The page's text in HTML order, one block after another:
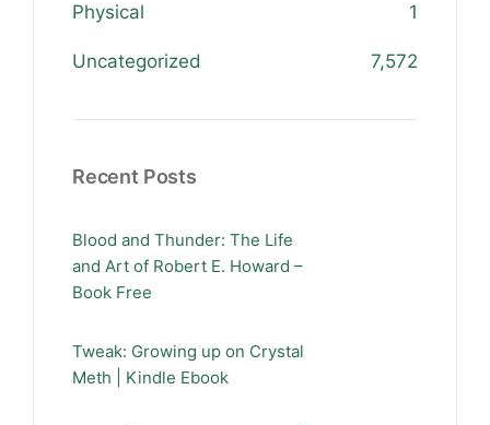
Physical 1
Uncategorized 7,572
Recent Posts
Blood and Thunder: The Life
and Art of Robert E. Howard –
Book Free
Tweak: Growing up on Crystal
Meth | Kindle Ebook